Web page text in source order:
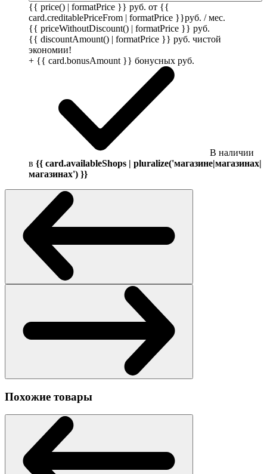
{{ price() | formatPrice }} руб. от {{
card.creditablePriceFrom | formatPrice }}руб. / мес.
{{ priceWithoutDiscount() | formatPrice }} руб.
{{ discountAmount() | formatPrice }} руб. чистой
экономии!
+ {{ card.bonusAmount }} бонусных руб.
В наличии
в {{ card.availableShops | pluralize('магазине|магазинах|
магазинах') }}
Похожие товары